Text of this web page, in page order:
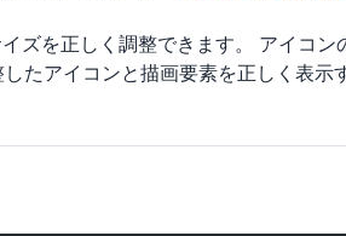
を正しく調整できます。 アイコ
アイコンと描画要素を正しく表